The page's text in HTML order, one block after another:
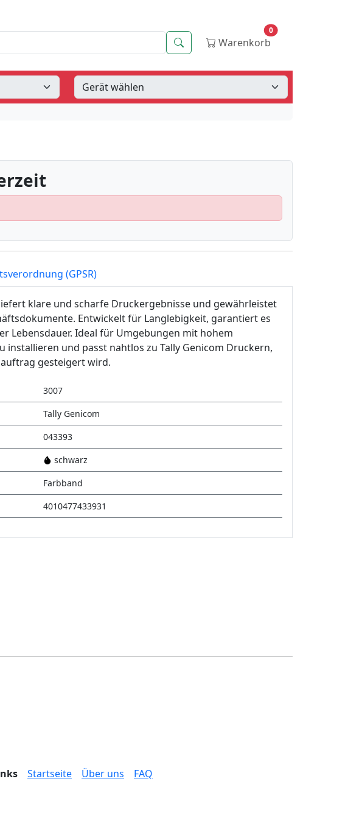
Suche Warenkorb
0
(GPSR)
klare und scharfe Druckergebnisse und gewährleistet
Entwickelt für Langlebigkeit, garantiert es
Lebensdauer. Ideal für Umgebungen mit hohem
installieren und passt nahtlos zu Tally Genicom Druckern,
gesteigert wird.
3007
Tally Genicom
043393
schwarz
Farbband
4010477433931
Startseite Über uns FAQ